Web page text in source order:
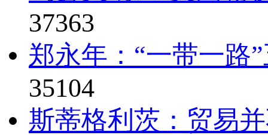
37363
郑永年：“一带一路
35104
斯蒂格利茨：贸易